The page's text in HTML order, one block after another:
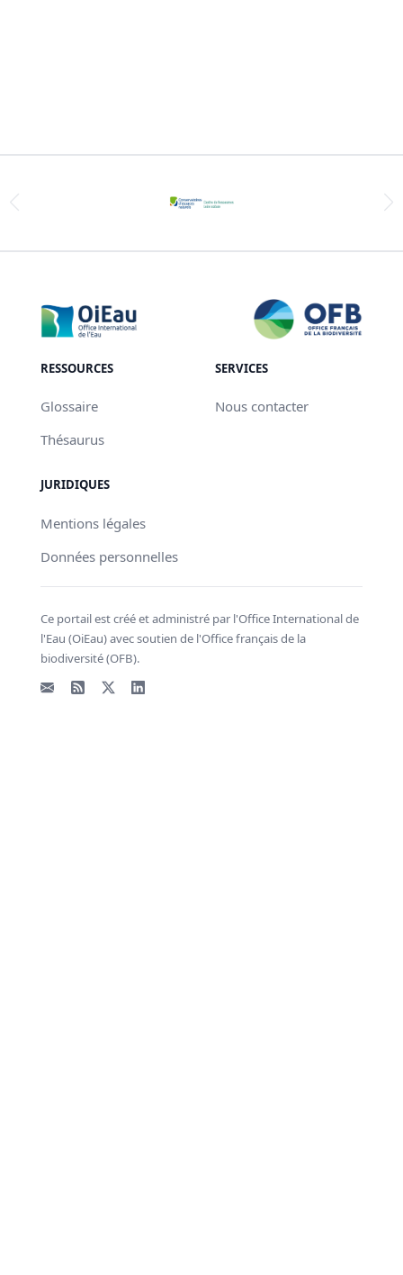
RESSOURCES
Glossaire
Thésaurus
SERVICES
Nous contacter
JURIDIQUES
Mentions légales
Données personnelles
Ce portail est créé et administré par l'Office International de
l'Eau (OiEau) avec soutien de l'Office français de la
biodiversité (OFB).